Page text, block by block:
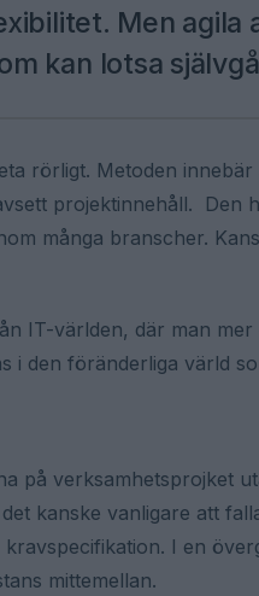
Men
kan lotsa
rörligt. Metoden
projektinnehåll. Den
många branscher.
IT-världen, där man
i den föränderliga värld
på verksamhetsprojket
kanske vanligare att
I en
mittemellan.